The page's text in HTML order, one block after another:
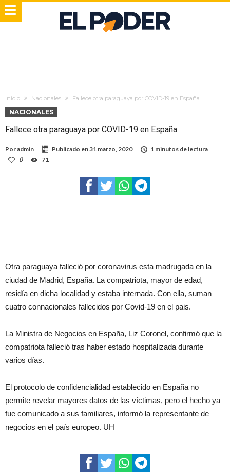
Inicio Nacionales Fallece otra paraguaya por COVID-19 en España
NACIONALES
Fallece otra paraguaya por COVID-19 en España
Poradmin Publicado en31 marzo, 2020
1 minutos de lectura
0
71
Otra paraguaya falleció por coronavirus esta madrugada en la
ciudad de Madrid, España. La compatriota, mayor de edad,
residía en dicha localidad y estaba internada. Con ella, suman
cuatro connacionales fallecidos por Covid-19 en el pais.
La Ministra de Negocios en España, Liz Coronel, confirmó que la
compatriota falleció tras haber estado hospitalizada durante
varios días.
El protocolo de confidencialidad establecido en España no
permite revelar mayores datos de las víctimas, pero el hecho ya
fue comunicado a sus familiares, informó la representante de
negocios en el país europeo. UH